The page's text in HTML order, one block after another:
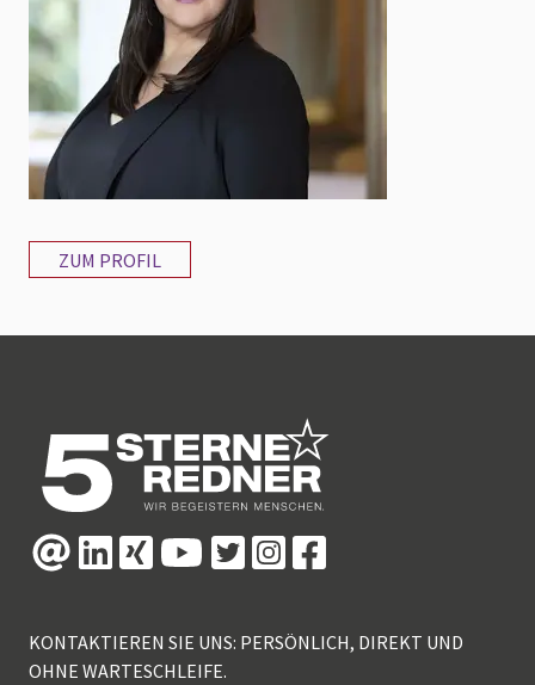
ZUM PROFIL
KONTAKTIEREN SIE UNS: PERSÖNLICH, DIREKT UND
OHNE WARTESCHLEIFE.